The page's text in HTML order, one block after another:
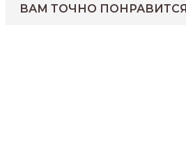
ВАМ ТОЧНО ПОНРАВИТСЯ